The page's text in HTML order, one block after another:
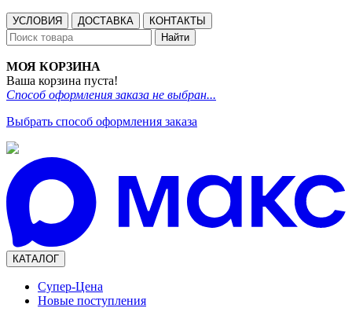
УСЛОВИЯ ДОСТАВКА
КОНТАКТЫ
Найти
МОЯ КОРЗИНА
Ваша корзина пуста!
Способ оформления заказа не выбран...
Выбрать способ оформления заказа
КАТАЛОГ
Супер-Цена
Новые поступления